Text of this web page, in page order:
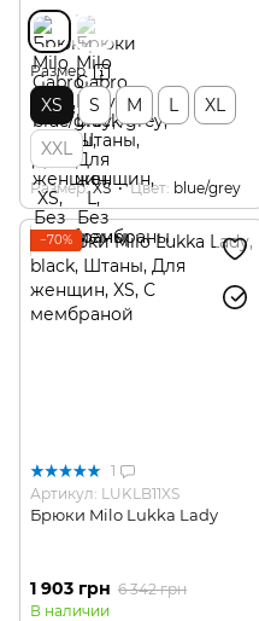
Размер
XS S M L
XL
XXL
Размер XS Цвет blue/grey
−70%
1
Артикул: LUKLB11XS
Брюки Milo Lukka Lady
1 903 грн 6 342 грн
В наличии